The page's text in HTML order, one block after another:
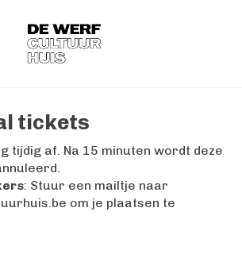
tickets
tijdig af. Na 15 minuten wordt deze
: Stuur een mailtje naar
om je plaatsen te